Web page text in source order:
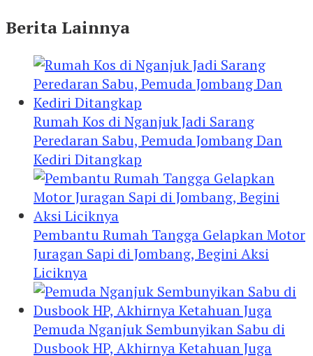
Berita Lainnya
Rumah Kos di Nganjuk Jadi Sarang
Peredaran Sabu, Pemuda Jombang Dan
Kediri Ditangkap
Pembantu Rumah Tangga Gelapkan Motor
Juragan Sapi di Jombang, Begini Aksi
Liciknya
Pemuda Nganjuk Sembunyikan Sabu di
Dusbook HP, Akhirnya Ketahuan Juga